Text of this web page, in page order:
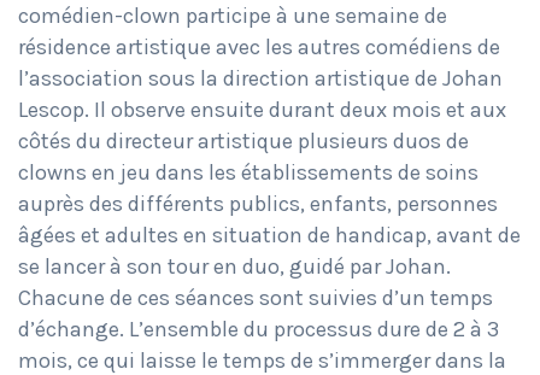
comédien-clown participe à une semaine de
résidence artistique avec les autres comédiens de
l’association sous la direction artistique de Johan
Lescop. Il observe ensuite durant deux mois et aux
côtés du directeur artistique plusieurs duos de
clowns en jeu dans les établissements de soins
auprès des différents publics, enfants, personnes
âgées et adultes en situation de handicap, avant de
se lancer à son tour en duo, guidé par Johan.
Chacune de ces séances sont suivies d’un temps
d’échange. L’ensemble du processus dure de 2 à 3
mois, ce qui laisse le temps de s’immerger dans la